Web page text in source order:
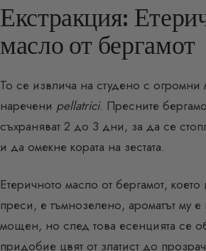
Екстракция:
масло от бергамот
То се извлича на студено с
наречени pellatrici. Пресните
съхраняват 2 до 3 дни, за да се
и да омекне кората на зестата.
Етеричното масло от бергамот, което
преси, е тъмнозелено, ароматът му е
мощен, но след това есенцията се
придобие цвят от златист до